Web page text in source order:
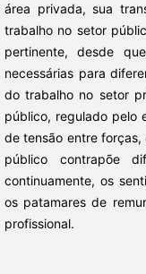
área privada, sua
trabalho no setor
pertinente, desde
necessárias para
do trabalho no setor
público, regulado pelo
de tensão entre
público contrapõe
continuamente, os
os patamares de
profissional.